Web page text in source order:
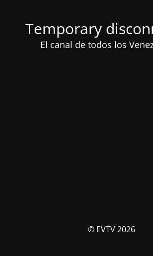
Temporary
El canal de todos los
© EVTV 2026